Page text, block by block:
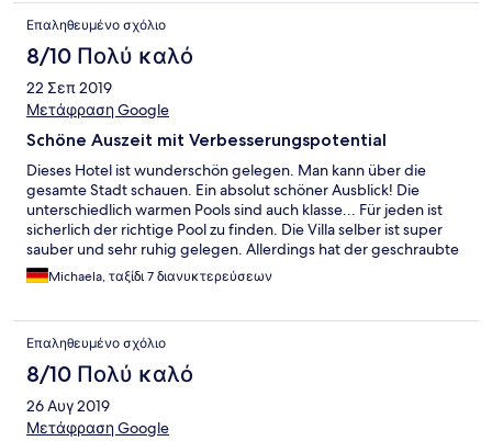
Επαληθευμένο σχόλιο
8/10 Πολύ καλό
22 Σεπ 2019
Μετάφραση Google
Schöne Auszeit mit Verbesserungspotential
Dieses Hotel ist wunderschön gelegen. Man kann über die
gesamte Stadt schauen. Ein absolut schöner Ausblick! Die
unterschiedlich warmen Pools sind auch klasse... Für jeden ist
sicherlich der richtige Pool zu finden. Die Villa selber ist super
sauber und sehr ruhig gelegen. Allerdings hat der geschraubte
Holzboden im Terrassen-/Poolbereich der Villa sehr viel
Reparaturbedarf. Die Schraubenköpfe stehen nach oben, so
Holzleisten sind teilweise gesplittert und gebrochen. Auch hier
grosse Verletzungsgefahr... Also nur mit Schuhen laufen!
Ansonsten ein prima Hotel!!
Michaela, ταξίδι 7 διανυκτερεύσεων
Επαληθευμένο σχόλιο
8/10 Πολύ καλό
26 Αυγ 2019
Μετάφραση Google